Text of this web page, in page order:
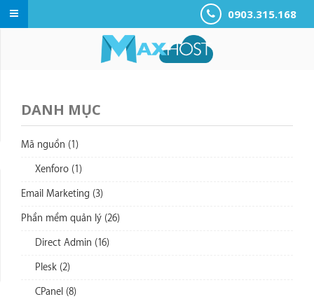
0903.315.168
DANH MỤC
Mã nguồn (1)
Xenforo (1)
Email Marketing (3)
Phần mềm quản lý (26)
Direct Admin (16)
Plesk (2)
CPanel (8)